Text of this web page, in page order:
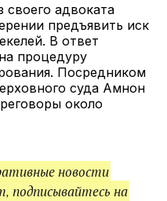
своего адвоката
предъявить иск
В ответ
процедуру
Посредником
суда Амнон
около
новости
подписывайтесь на